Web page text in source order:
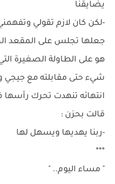
يضايقنا
-لكن كان لازم تقولي
جعلها تجلس على المقعد
هو على الطاولة الصغيرة
شيء حتى مقابلته مع جيجي
انتهائه تنهدت تحرك رأسها
قالت بحزن :
-ربنا يهديها ويسهل لها
***
" مساء اليوم.. "